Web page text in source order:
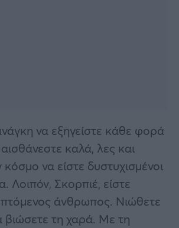
να εξηγείστε κάθε φορά
καλά, λες και
να είστε δυστυχισμένοι
Λοιπόν, Σκορπιέ, είστε
άνθρωπος. Νιώθετε
βιώσετε τη χαρά. Με τη